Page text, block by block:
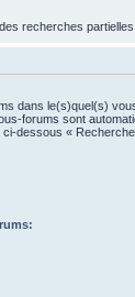
recherches partielles.
dans le(s)quel(s)
forums sont
ci-dessous «